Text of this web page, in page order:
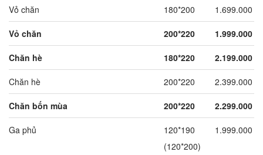
Vỏ chăn 180*200 1.699.000
Vỏ chăn 200*220 1.999.000
Chăn hè 180*220 2.199.000
Chăn hè 200*220 2.399.000
Chăn bốn mùa 200*220 2.299.000
Ga phủ
120*190
(120*200)
1.999.000